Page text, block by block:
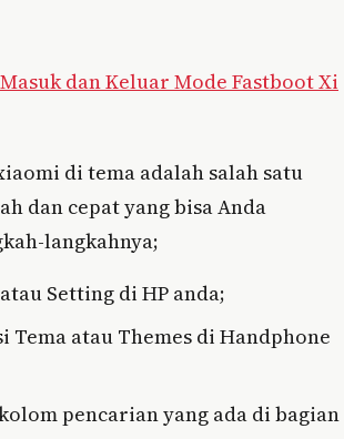
dan Keluar Mode Fastboot Xi
di tema adalah salah satu
dan cepat yang bisa Anda
langkahnya;
Setting di HP anda;
Tema atau Themes di Handphone
pencarian yang ada di bagian